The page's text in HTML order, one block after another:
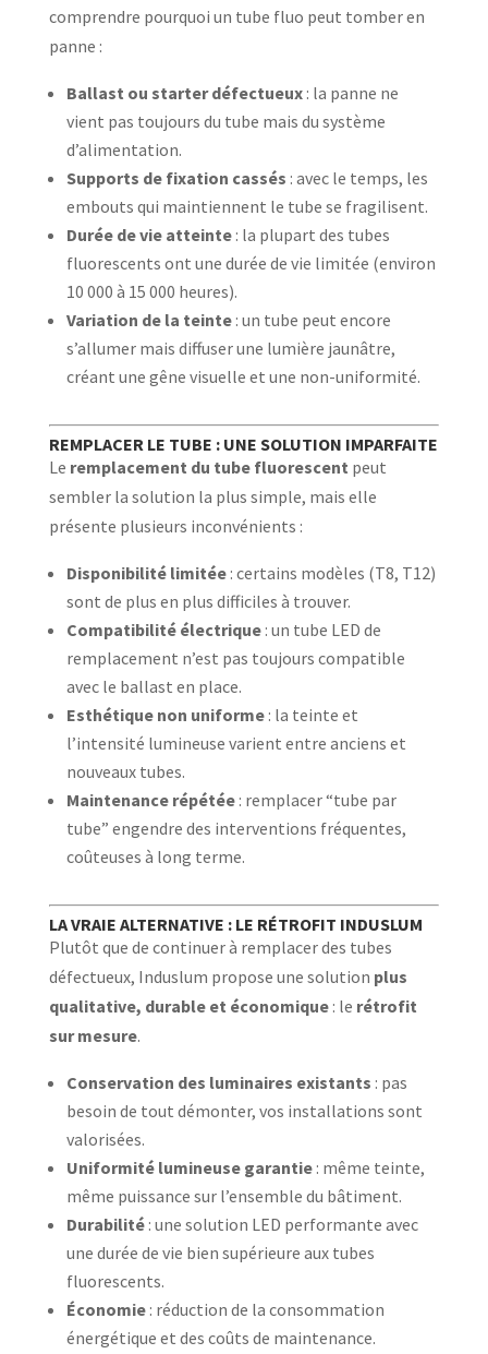
comprendre pourquoi un tube fluo peut tomber en
panne :
Ballast ou starter défectueux: la panne ne
vient pas toujours du tube mais du système
d’alimentation.
Supports de fixation cassés : avec le temps, les
embouts qui maintiennent le tube se fragilisent.
Durée de vie atteinte: la plupart des tubes
fluorescents ont une durée de vie limitée (environ
10 000 à 15 000 heures).
Variation de la teinte: un tube peut encore
s’allumer mais diffuser une lumière jaunâtre,
créant une gêne visuelle et une non-uniformité.
REMPLACER LE TUBE : UNE SOLUTION IMPARFAITE
Le remplacement du tube fluorescent peut
sembler la solution la plus simple, mais elle
présente plusieurs inconvénients :
Disponibilité limitée: certains modèles (T8, T12)
sont de plus en plus difficiles à trouver.
Compatibilité électrique: un tube LED de
remplacement n’est pas toujours compatible
avec le ballast en place.
Esthétique non uniforme: la teinte et
l’intensité lumineuse varient entre anciens et
nouveaux tubes.
Maintenance répétée: remplacer “tube par
tube” engendre des interventions fréquentes,
coûteuses à long terme.
LA VRAIE ALTERNATIVE : LE RÉTROFIT INDUSLUM
Plutôt que de continuer à remplacer des tubes
défectueux, Induslum propose une solution plus
qualitative, durable et économique: le rétrofit
sur mesure.
Conservation des luminaires existants : pas
besoin de tout démonter, vos installations sont
valorisées.
Uniformité lumineuse garantie: même teinte,
même puissance sur l’ensemble du bâtiment.
Durabilité: une solution LED performante avec
une durée de vie bien supérieure aux tubes
fluorescents.
Économie: réduction de la consommation
énergétique et des coûts de maintenance.